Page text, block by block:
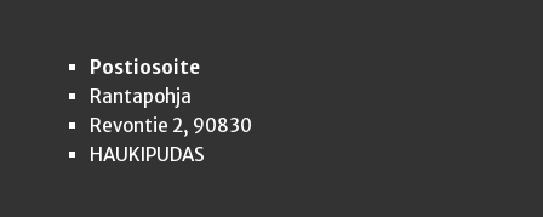
Postiosoite
Rantapohja
Revontie 2, 90830
HAUKIPUDAS